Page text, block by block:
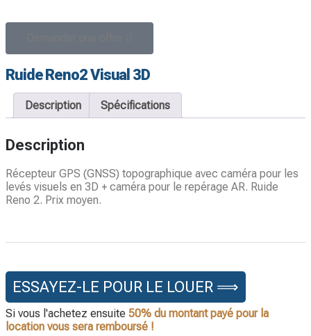
Ruide Reno2 Visual 3D
Description Spécifications
Description
Récepteur GPS (GNSS) topographique avec caméra pour les
levés visuels en 3D + caméra pour le repérage AR. Ruide
Reno 2. Prix moyen.
ESSAYEZ-LE POUR LE LOUER ⟹
Si vous l'achetez ensuite 50% du montant payé pour la
location vous sera remboursé !